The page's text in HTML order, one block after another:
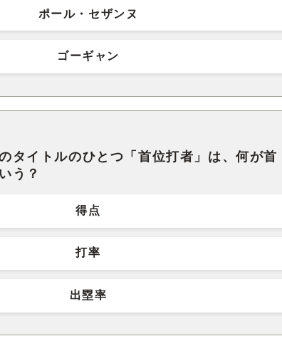
ポール・セザンヌ
ゴーギャン
タイトルのひとつ「首位打者」は、何が首
う？
得点
打率
出塁率